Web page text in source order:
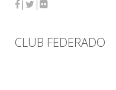
| |
CLUB FEDERADO